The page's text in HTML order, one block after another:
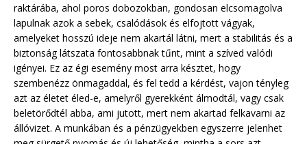
raktárába, ahol poros dobozokban, gondosan elcsomagolva
lapulnak azok a sebek, csalódások és elfojtott vágyak,
amelyeket hosszú ideje nem akartál látni, mert a stabilitás és a
biztonság látszata fontosabbnak tűnt, mint a szíved valódi
igényei. Ez az égi esemény most arra késztet, hogy
szembenézz önmagaddal, és fel tedd a kérdést, vajon tényleg
azt az életet éled-e, amelyről gyerekként álmodtál, vagy csak
beletörődtél abba, ami jutott, mert nem akartad felkavarni az
állóvizet. A munkában és a pénzügyekben egyszerre jelenhet